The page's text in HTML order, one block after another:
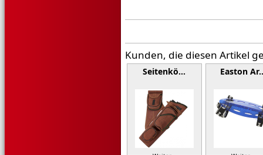
Kunden, die diesen Artikel
Seitenkö… Easton